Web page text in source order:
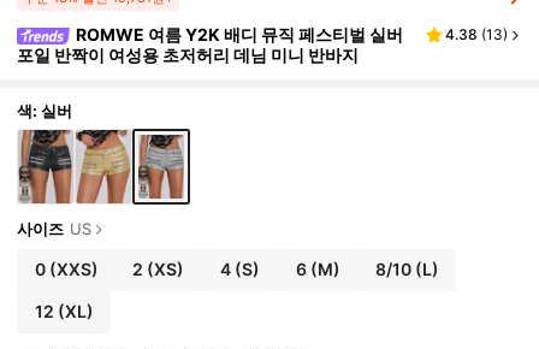
ROMWE 여름 Y2K 배디 뮤직 페스티벌 실버
포일 반짝이 여성용 초저허리 데님 미니 반바지
4.38 (13)
색: 실버
사이즈 US
0(XXS) 2 (XS) 4 (S) 6 (M) 8/10 (L)
12 (XL)